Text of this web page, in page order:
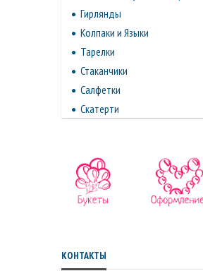
Гирлянды
Колпаки и Языки
Тарелки
Стаканчики
Салфетки
Скатерти
КОНТАКТЫ